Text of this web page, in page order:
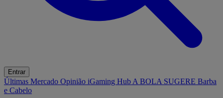
Entrar
Últimas Mercado Opinião iGaming Hub A BOLA SUGERE Barba
e Cabelo